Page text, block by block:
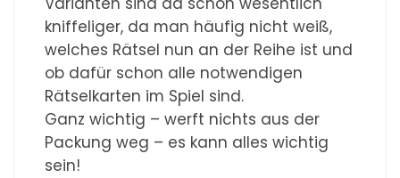
kniffeliger, da man häufig nicht weiß,
welches Rätsel nun an der Reihe ist und
ob dafür schon alle notwendigen
Rätselkarten im Spiel sind.
Ganz wichtig – werft nichts aus der
Packung weg – es kann alles wichtig
sein!